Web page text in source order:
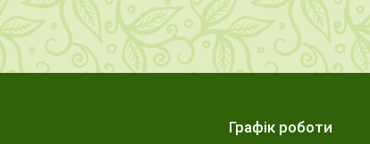
Графік роботи